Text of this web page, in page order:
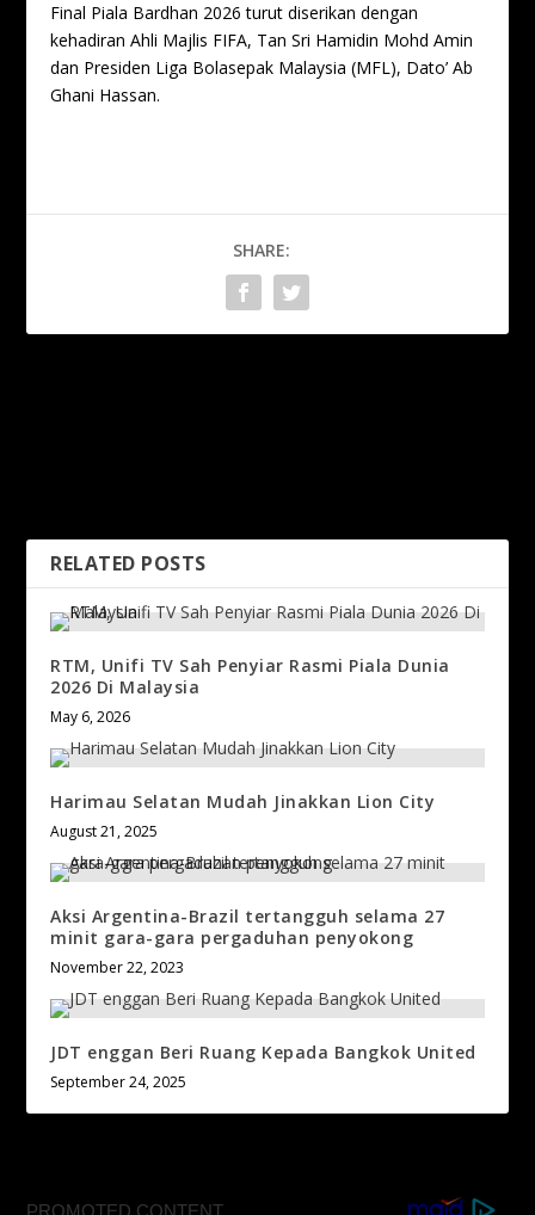
Final Piala Bardhan 2026 turut diserikan dengan
kehadiran Ahli Majlis FIFA, Tan Sri Hamidin Mohd Amin
dan Presiden Liga Bolasepak Malaysia (MFL), Dato’ Ab
Ghani Hassan.
SHARE:
RELATED POSTS
RTM, Unifi TV Sah Penyiar Rasmi Piala Dunia
2026 Di Malaysia
May 6, 2026
Harimau Selatan Mudah Jinakkan Lion City
August 21, 2025
Aksi Argentina-Brazil tertangguh selama 27
minit gara-gara pergaduhan penyokong
November 22, 2023
JDT enggan Beri Ruang Kepada Bangkok United
September 24, 2025